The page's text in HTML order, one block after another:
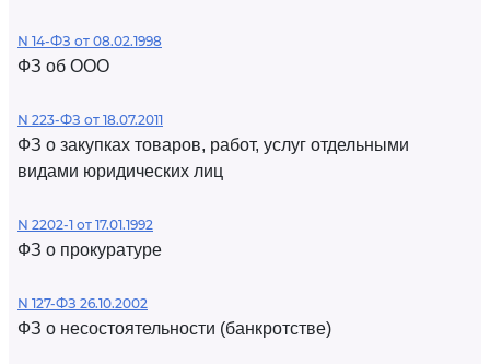
N 14-ФЗ от 08.02.1998
ФЗ об ООО
N 223-ФЗ от 18.07.2011
ФЗ о закупках товаров, работ, услуг отдельными
видами юридических лиц
N 2202-1 от 17.01.1992
ФЗ о прокуратуре
N 127-ФЗ 26.10.2002
ФЗ о несостоятельности (банкротстве)